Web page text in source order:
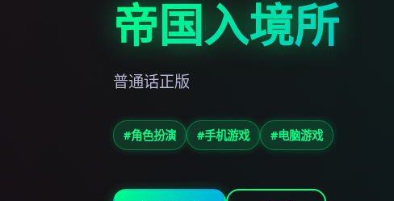
帝国入境所
普通话正版
#角色扮演 #手机游戏 #电脑游戏